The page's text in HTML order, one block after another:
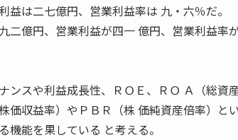
は二七億円、営業利益率は 九・六％だ。
二億円、営業利益が四一 億円、営業利益率
ンスや利益成長性、ＲＯＥ、ＲＯ Ａ（総資
価収益率）やＰＢＲ（株 価純資産倍率）と
能を果している と考える。